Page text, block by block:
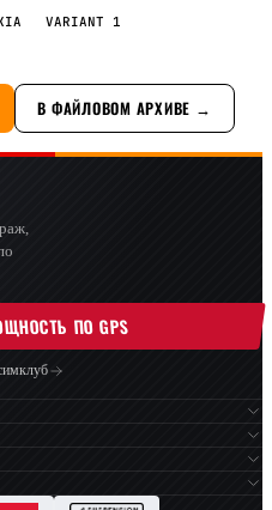
VARIANT 1
В ФАЙЛОВОМ АРХИВЕ →
ПО GPS